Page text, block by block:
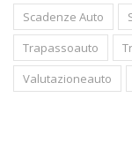
Scadenze Auto
Trapassoauto
Valutazioneauto